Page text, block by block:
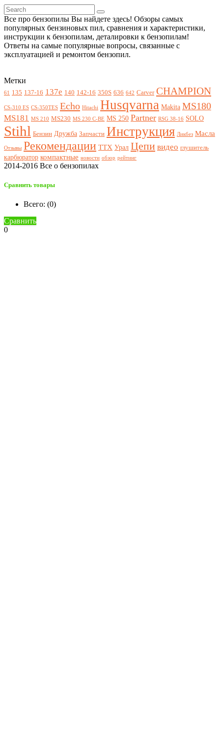
Все про бензопилы Вы найдете здесь! Обзоры самых
популярных бензиновых пил, сравнения и характеристики,
инструкции к бензопилам, деталировки к бензопилам!
Ответы на самые популярные вопросы, связанные с
эксплуатацией и ремонтом бензопил.
Метки
61 135 137-16 137e 140 142-16 350S 636 642 Carver CHAMPION
CS-310 ES CS-350TES Echo Hitachi Husqvarna Makita MS180
MS181 MS 210 MS230 MS 230 C-BE MS 250 Partner RSG 38-16 SOLO
Stihl Бензин Дружба Запчасти Инструкция Ликбез Масла
Отзывы Рекомендации ТТХ Урал Цепи видео глушитель
карбюратор компактные новости обзор рейтинг
2014-2016 Все о бензопилах
Сравнить товары
Всего: (0)
Сравнить
0